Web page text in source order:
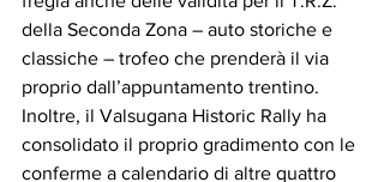
della Seconda Zona – auto storiche e
classiche – trofeo che prenderà il via
proprio dall’appuntamento trentino.
Inoltre, il Valsugana Historic Rally ha
consolidato il proprio gradimento con le
conferme a calendario di altre quattro